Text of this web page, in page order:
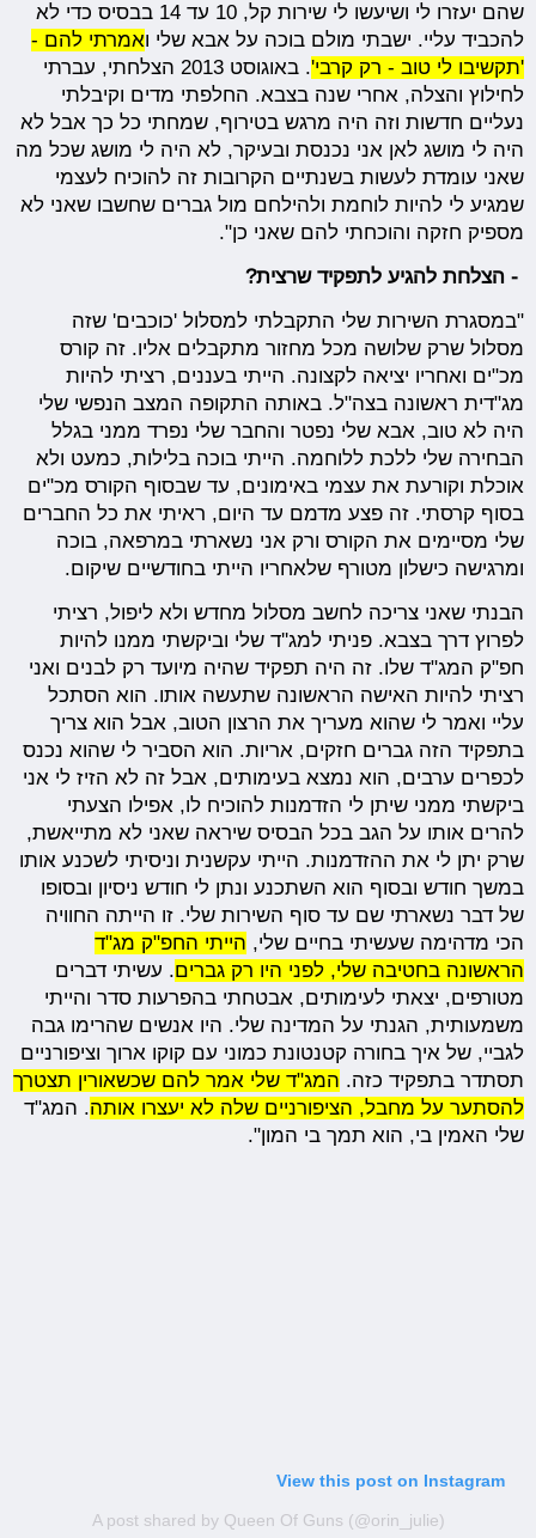
שהם יעזרו לי ושיעשו לי שירות קל, 10 עד 14 בבסיס כדי לא
להכביד עליי. ישבתי מולם בוכה על אבא שלי ואמרתי להם -
'תקשיבו לי טוב - רק קרבי'
. באוגוסט 2013 הצלחתי, עברתי
לחילוץ והצלה, אחרי שנה בצבא. החלפתי מדים וקיבלתי
נעליים חדשות וזה היה מרגש בטירוף, שמחתי כל כך אבל לא
היה לי מושג לאן אני נכנסת ובעיקר, לא היה לי מושג שכל מה
שאני עומדת לעשות בשנתיים הקרובות זה להוכיח לעצמי
שמגיע לי להיות לוחמת ולהילחם מול גברים שחשבו שאני לא
מספיק חזקה והוכחתי להם שאני כן".
- הצלחת להגיע לתפקיד שרצית?
"במסגרת השירות שלי התקבלתי למסלול 'כוכבים' שזה
מסלול שרק שלושה מכל מחזור מתקבלים אליו. זה קורס
מכ"ים ואחריו יציאה לקצונה. הייתי בעננים, רציתי להיות
מג"דית ראשונה בצה"ל. באותה התקופה המצב הנפשי שלי
היה לא טוב, אבא שלי נפטר והחבר שלי נפרד ממני בגלל
הבחירה שלי ללכת ללוחמה. הייתי בוכה בלילות, כמעט ולא
אוכלת וקורעת את עצמי באימונים, עד שבסוף הקורס מכ"ים
בסוף קרסתי. זה פצע מדמם עד היום, ראיתי את כל החברים
שלי מסיימים את הקורס ורק אני נשארתי במרפאה, בוכה
ומרגישה כישלון מטורף שלאחריו הייתי בחודשיים שיקום.
הבנתי שאני צריכה לחשב מסלול מחדש ולא ליפול, רציתי
לפרוץ דרך בצבא. פניתי למג''ד שלי וביקשתי ממנו להיות
חפ"ק המג"ד שלו. זה היה תפקיד שהיה מיועד רק לבנים ואני
רציתי להיות האישה הראשונה שתעשה אותו. הוא הסתכל
עליי ואמר לי שהוא מעריך את הרצון הטוב, אבל הוא צריך
בתפקיד הזה גברים חזקים, אריות. הוא הסביר לי שהוא נכנס
לכפרים ערבים, הוא נמצא בעימותים, אבל זה לא הזיז לי אני
ביקשתי ממני שיתן לי הזדמנות להוכיח לו, אפילו הצעתי
להרים אותו על הגב בכל הבסיס שיראה שאני לא מתייאשת,
שרק יתן לי את ההזדמנות. הייתי עקשנית וניסיתי לשכנע אותו
במשך חודש ובסוף הוא השתכנע ונתן לי חודש ניסיון ובסופו
של דבר נשארתי שם עד סוף השירות שלי. זו הייתה החוויה
הכי מדהימה שעשיתי בחיים שלי, הייתי החפ"ק מג"ד
הראשונה בחטיבה שלי, לפני היו רק גברים. עשיתי דברים
מטורפים, יצאתי לעימותים, אבטחתי בהפרעות סדר והייתי
משמעותית, הגנתי על המדינה שלי. היו אנשים שהרימו גבה
לגביי, של איך בחורה קטנטונת כמוני עם קוקו ארוך וציפורניים
תסתדר בתפקיד כזה. המג"ד שלי אמר להם שכשאורין תצטרך
להסתער על מחבל, הציפורניים שלה לא יעצרו אותה. המג"ד
שלי האמין בי, הוא תמך בי המון".
View this post on Instagram
A post shared by Queen Of Guns (@orin_julie)